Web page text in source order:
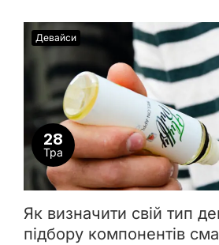
28
Тра
Девайси
Як визначити свій тип
підбору компонентів